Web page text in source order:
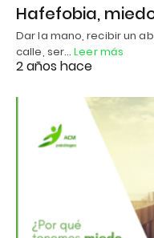
Hafefobia,
Dar la mano, recibir un
calle, ser…Leer más
2 años hace